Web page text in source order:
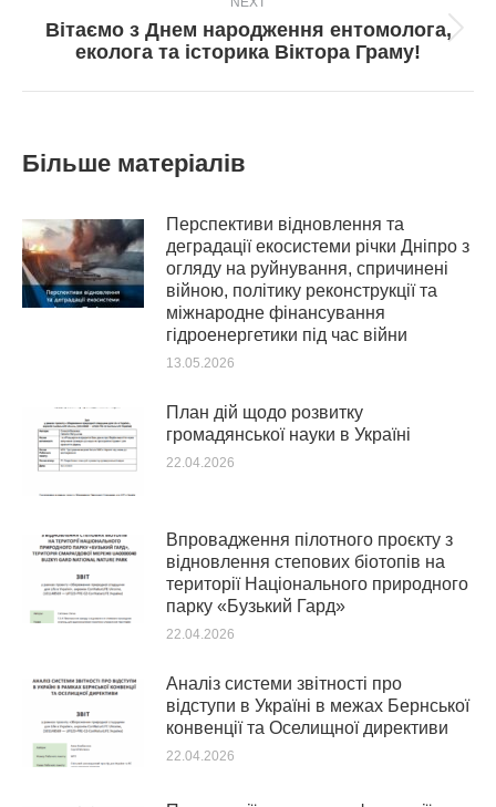
Next
post:
Вітаємо з Днем народження ентомолога,
еколога та історика Віктора Граму!
Більше матеріалів
Перспективи відновлення та
деградації екосистеми річки Дніпро з
огляду на руйнування, спричинені
війною, політику реконструкції та
міжнародне фінансування
гідроенергетики під час війни
13.05.2026
План дій щодо розвитку
громадянської науки в Україні
22.04.2026
Впровадження пілотного проєкту з
відновлення степових біотопів на
території Національного природного
парку «Бузький Гард»
22.04.2026
Аналіз системи звітності про
відступи в Україні в межах Бернської
конвенції та Оселищної директиви
22.04.2026